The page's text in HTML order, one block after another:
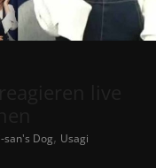
san's Dog, Usagi